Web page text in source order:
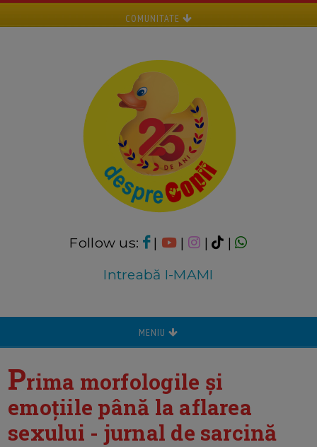
COMUNITATE
Follow us: | | |
|
Intreabă I-MAMI
MENIU
Prima morfologile și
emoțiile până la aflarea
sexului - jurnal de sarcină